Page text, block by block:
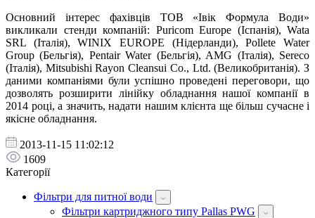
Основний інтерес фахівців ТОВ «Івік Формула Води»
викликали стенди компаній: Puricom Europe (Іспанія), Wata
SRL (Італія), WINIX EUROPE (Нідерланди), Pollete Water
Group (Бельгія), Pentair Water (Бельгія), AMG (Італія), Sereco
(Італія), Mitsubishi Rayon Cleansui Co., Ltd. (Великобританія). З
даними компаніями були успішно проведені переговори, що
дозволять розширити лінійку обладнання нашої компанії в
2014 році, а значить, надати нашим клієнта ще більш сучасне і
якісне обладнання.
2013-11-15 11:02:12
1609
Категорії
Фільтри для питної води
Фільтри картриджного типу Pallas PWG